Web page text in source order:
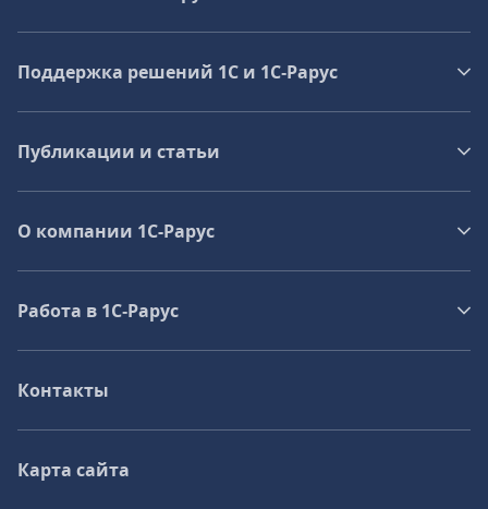
Поддержка решений 1С и 1С‑Рарус
Публикации и статьи
О компании 1C-Рарус
Работа в 1С‑Рарус
Контакты
Карта сайта